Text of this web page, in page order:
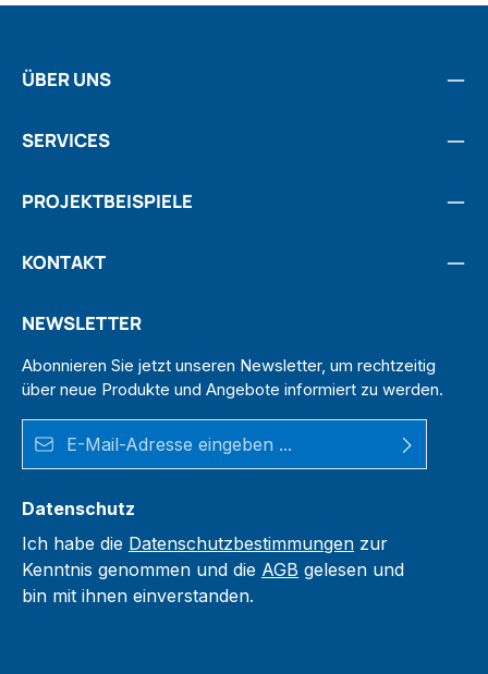
ÜBER UNS
SERVICES
PROJEKTBEISPIELE
KONTAKT
NEWSLETTER
Abonnieren Sie jetzt unseren Newsletter, um rechtzeitig
über neue Produkte und Angebote informiert zu werden.
Datenschutz
Ich habe die Datenschutzbestimmungen zur
Kenntnis genommen und die AGB gelesen und
bin mit ihnen einverstanden.